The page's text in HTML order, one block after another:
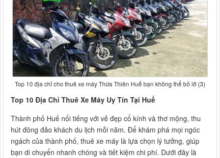
Top 10 địa chỉ cho thuê xe máy Thừa Thiên Huế bạn không thể bỏ lỡ (3)
Top 10 Địa Chỉ Thuê Xe Máy Uy Tín Tại Huế
Thành phố Huế nổi tiếng với vẻ đẹp cổ kính và thơ mộng, thu
hút đông đảo khách du lịch mỗi năm. Để khám phá mọi ngóc
ngách của thành phố, thuê xe máy là lựa chọn lý tưởng, giúp
bạn di chuyển nhanh chóng và tiết kiệm chi phí. Dưới đây là